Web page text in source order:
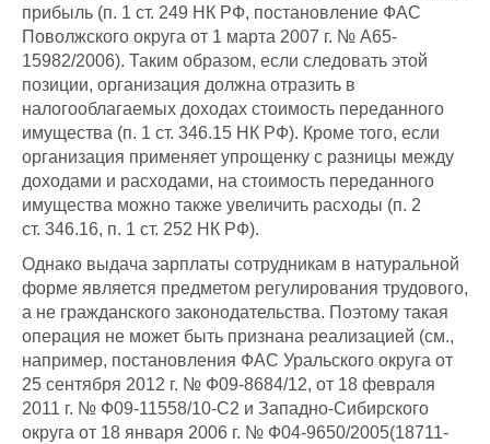
прибыль (п. 1 ст. 249 НК РФ, постановление ФАС
Поволжского округа от 1 марта 2007 г. № А65-
15982/2006). Таким образом, если следовать этой
позиции, организация должна отразить в
налогооблагаемых доходах стоимость переданного
имущества (п. 1 ст. 346.15 НК РФ). Кроме того, если
организация применяет упрощенку с разницы между
доходами и расходами, на стоимость переданного
имущества можно также увеличить расходы (п. 2
ст. 346.16, п. 1 ст. 252 НК РФ).
Однако выдача зарплаты сотрудникам в натуральной
форме является предметом регулирования трудового,
а не гражданского законодательства. Поэтому такая
операция не может быть признана реализацией (см.,
например, постановления ФАС Уральского округа от
25 сентября 2012 г. № Ф09-8684/12, от 18 февраля
2011 г. № Ф09-11558/10-С2 и Западно-Сибирского
округа от 18 января 2006 г. № Ф04-9650/2005(18711-